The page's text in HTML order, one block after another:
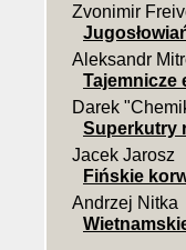
Zvonimir
Aleksandr
Tajemnicze
Darek
Superkutry
Jacek Jarosz
Fińskie
Andrzej Nitka